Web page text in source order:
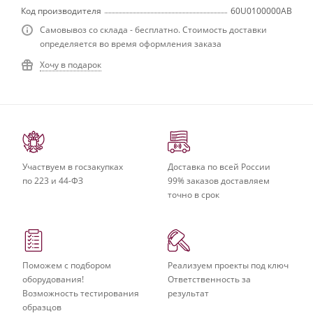
Код производителя
60U0100000AB
Самовывоз со склада - бесплатно. Стоимость доставки
определяется во время оформления заказа
Хочу в подарок
Участвуем в госзакупках
по 223 и 44-ФЗ
Доставка по всей России
99% заказов доставляем
точно в срок
Поможем с подбором
оборудования!
Возможность тестирования
образцов
Реализуем проекты под ключ
Ответственность за
результат